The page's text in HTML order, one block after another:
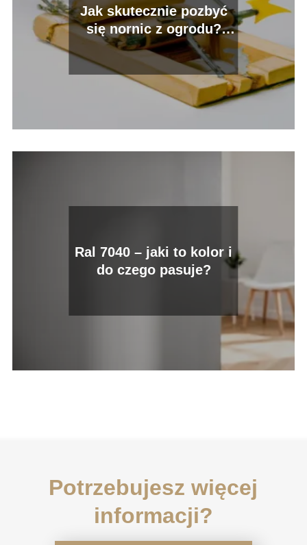
Jak skutecznie pozbyć
się nornic z ogrodu?
Poradnik dla właścicieli
działek.
Ral 7040 – jaki to kolor i
do czego pasuje?
Potrzebujesz więcej
informacji?